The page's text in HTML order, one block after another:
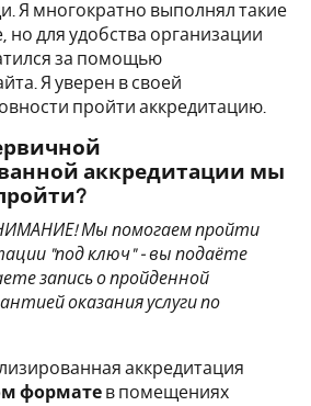
Я многократно выполнял такие
но для удобства организации
за помощью
Я уверен в своей
пройти аккредитацию.
аккредитации мы
Мы помогаем пройти
"под ключ" - вы подаёте
запись о пройденной
оказания услуги по
аккредитация
формате в помещениях